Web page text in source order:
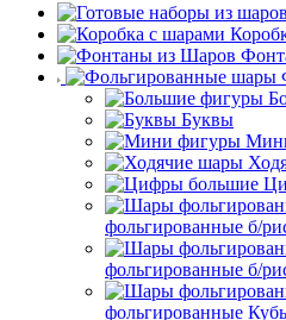
Буквы
фольгированные б/
фольгированные б/
фольгированные